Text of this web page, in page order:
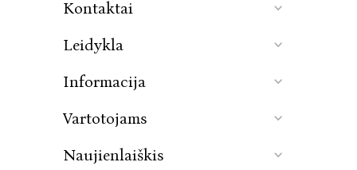
Kontaktai
Leidykla
Informacija
Vartotojams
Naujienlaiškis